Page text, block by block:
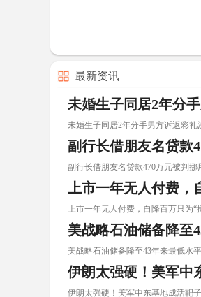
最新资讯
未婚生子同居2年分
未婚生子同居2年分手男方诉返彩礼
副行长借朋友名贷款
副行长借朋友名贷款470万元被判挪
上市一年无人付费，
上市一年无人付费，自降百万只为“
美战略石油储备降至
美战略石油储备降至43年来最低水
伊朗太强硬！美军中
伊朗太强硬！美军中东基地成活靶